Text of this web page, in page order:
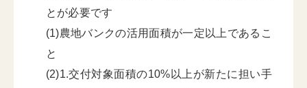
とが必要です
(1)農地バンクの活用面積が一定以上であるこ
と
(2)1.交付対象面積の10%以上が新たに担い手